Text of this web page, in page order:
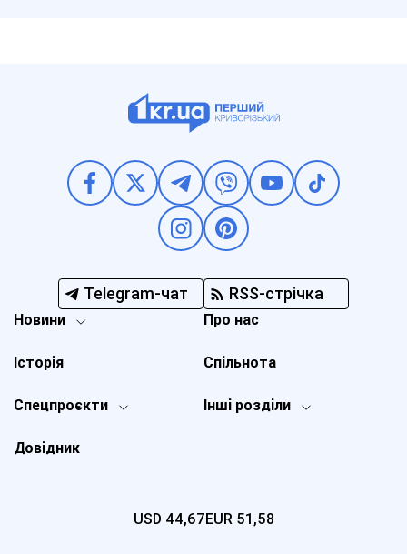
Telegram-чат RSS-стрічка
Новини
Спецпроєкти Інші розділи
Історія
Про нас
Довідник
Спільнота
USD 44,67EUR 51,58